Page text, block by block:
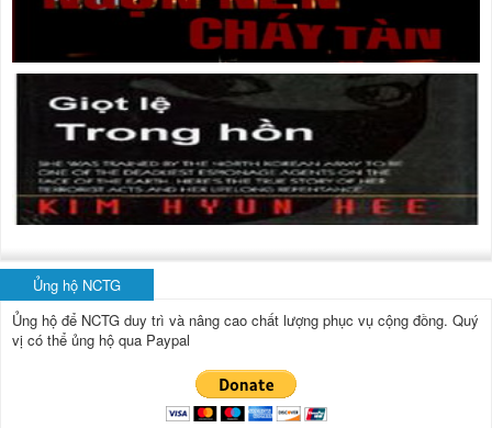
Ủng hộ NCTG
Ủng hộ để NCTG duy trì và nâng cao chất lượng phục vụ cộng đồng. Quý
vị có thể ủng hộ qua Paypal